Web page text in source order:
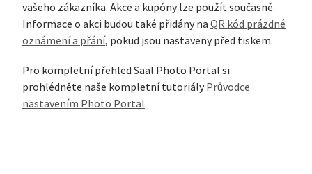
vašeho zákazníka. Akce a kupóny lze použít současně.
Informace o akci budou také přidány na QR kód prázdné
oznámení a přání, pokud jsou nastaveny před tiskem.
Pro kompletní přehled Saal Photo Portal si
prohlédněte naše kompletní tutoriályPrůvodce
nastavením Photo Portal.